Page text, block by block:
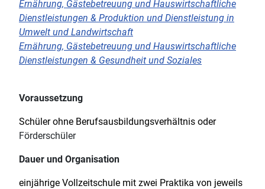
Ernährung, Gästebetreuung und Hauswirtschaftliche
Dienstleistungen & Produktion und Dienstleistung in
Umwelt und Landwirtschaft
Ernährung, Gästebetreuung und Hauswirtschaftliche
Dienstleistungen & Gesundheit und Soziales
Voraussetzung
Schüler ohne Berufsausbildungsverhältnis oder
Förderschüler
Dauer und Organisation
einjährige Vollzeitschule mit zwei Praktika von jeweils